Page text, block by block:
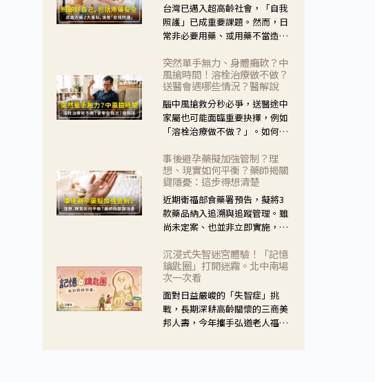
民眾在家人開始出現改變時，以
理解取代責備、以耐心回應不
安。
台灣已邁入超高齡社會，「自我
照護」已成重要課題。然而，日
常非必要用藥、或用藥不當造成
在重要。社團法人台灣自我照護
產業協會 提出「非處方藥正確使
用」與「藥師給力」，鼓勵民眾
建立安全且正確的自我照護習
慣。
突然單手無力、身體癱軟？中
風搶時間！溶栓治療做不做？
送醫會遇哪些情況？醫解說
腦中風搶救分秒必爭，送醫途中
家屬也可能面臨重要抉擇，例如
「溶栓治療做不做？」。如何搶
會理事長陳龍醫師解說！
事後避孕藥擬加強管制？理
想、現實如何平衡？藥師揭關
鍵隱憂：這步得想清楚
近期衛福部食藥署預告，擬將3
款藥品納入追溯與追蹤管理。雖
尚未定案、也並非立即實施，不
人杰藥師表示，這三款藥物目
的、作用、風險各有不同，管制
與否所帶來的後許影響也不同，
可先了解其特性。
沉浸式失智迷宮體驗！「記憶
鑰匙圈」打開迷霧。北中南場
次一次看
面對日益嚴峻的「失智症」挑
戰，長期深耕高齡關懷的三商美
邦人壽，今年攜手弘道老人福利